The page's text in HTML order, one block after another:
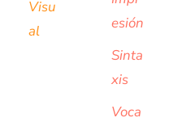
Visu
al
esión
Sinta
xis
Voca